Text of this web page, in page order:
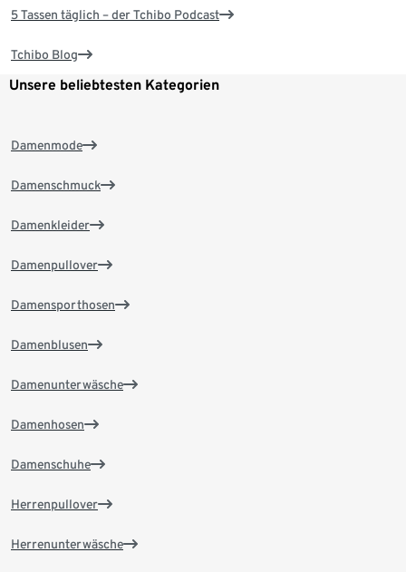
5 Tassen täglich – der Tchibo Podcast
Tchibo Blog
Unsere beliebtesten Kategorien
Damenmode
Damenschmuck
Damenkleider
Damenpullover
Damensporthosen
Damenblusen
Damenunterwäsche
Damenhosen
Damenschuhe
Herrenpullover
Herrenunterwäsche